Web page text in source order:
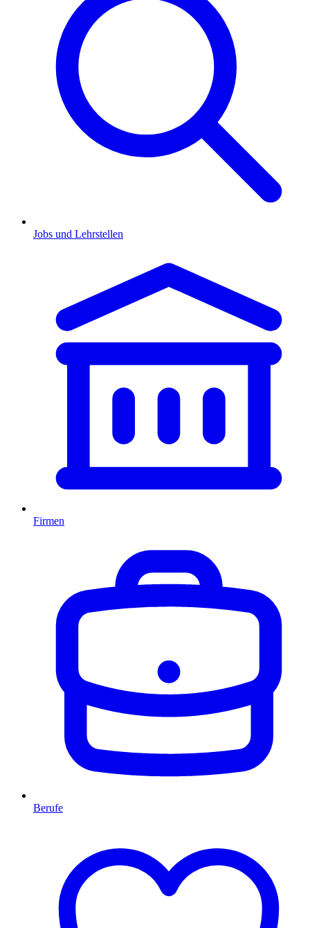
Jobs und Lehrstellen
Firmen
Berufe